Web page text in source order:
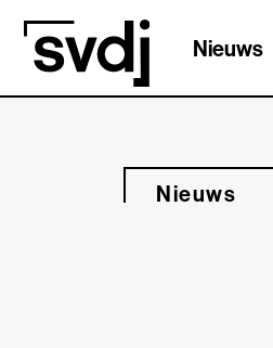
Naar hoofdinhoud
Nieuws
Nieuws